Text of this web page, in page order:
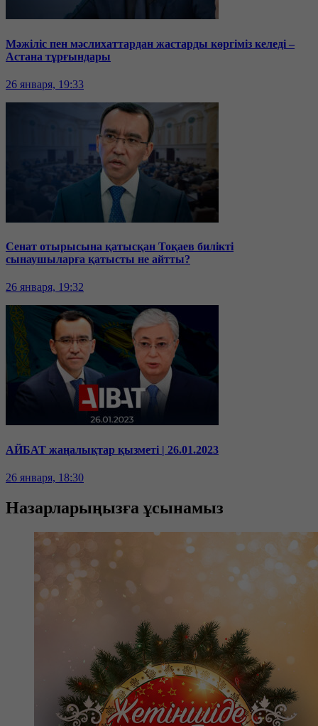
Мәжіліс пен мәслихаттардан жастарды көргіміз келеді –
Астана тұрғындары
26 января, 19:33
Сенат отырысына қатысқан Тоқаев билікті
сынаушыларға қатысты не айтты?
26 января, 19:32
АЙБАТ жаңалықтар қызметі | 26.01.2023
26 января, 18:30
Назарларыңызға ұсынамыз